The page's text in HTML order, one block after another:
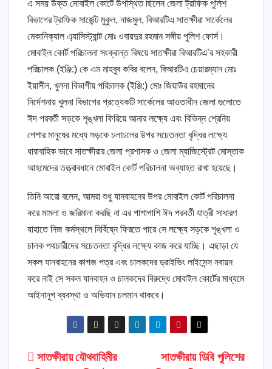
এ সময় উক্ত মোবাইল কোর্টে উপস্থিত ছিলেন জেলা ট্রাফিক পুলিশ
বিভাগের ট্রাফিক সার্জেন্ট মুকুল, নাজমুল, বিআরটিএ সাতক্ষীরা সার্কেলের
মেকানিক্যাল এ্যাসিস্ট্যান্ট মোঃ ওবায়দুর রহমান সঙ্গীয় পুলিশ ফোর্স।
মোবাইল কোর্ট পরিচালনা সংক্রান্ত বিষয়ে সাতক্ষীরা বিআরটিএ’র সহকারী
পরিচালক (ইঞ্জি:) কে এম মাহবুব কবির বলেন, বিআরটিএ চেয়ারম্যান মোঃ
ইয়াসীন, খুলনা বিভাগীয় পরিচালক (ইঞ্জি:) মোঃ জিয়াউর রহমানের
নির্দেশনায় খুলনা বিভাগের প্রত্যেকটি সার্কেলের আওতাধীন জেলা গুলোতে
ঈদ পরবর্তী সড়কে শৃঙ্খলা ফিরিয়ে আনার লক্ষ্যে এবং বিভিন্ন শ্রেনিয়
পেশার মানুষের মধ্যে সড়কে চলাচলের উপর সচেতনতা বৃদ্ধির লক্ষ্যে
ধারাবাহিক ভাবে সাতক্ষীরার জেলা প্রশাসক ও জেলা ম্যাজিস্ট্রেট মোস্তাক
আহমেদের তত্ত্বাবধানে মোবাইল কোর্ট পরিচালনা অব্যাহত রাখা হয়েছে।
তিনি আরো বলেন, আমরা শুধু যানবাহনের উপর মোবাইল কোর্ট পরিচালনা
করে মামলা ও জরিমানা করছি না এর পাশাপাশি ঈদ পরবর্তী যাত্রী সাধারণ
যাহাতে নিজ কর্মস্থলে নির্বিঘ্নে ফিরতে পারে সে লক্ষ্যে সড়কে শৃঙ্খলা ও
চালক পথচারীদের সচেতনতা বৃদ্ধির লক্ষ্যে কাজ করে যাচ্ছি। এছাড়া যে
সকল যানবাহনের কাগজ পত্র এবং চালকদের ড্রাইভিং লাইসেন্স নবায়ন
করে নাই সে সকল যানবাহন ও চালকদের বিরুদ্ধে মোবাইল কোর্টের মাধ্যমে
আইনানুগ ব্যবস্থা ও অভিযান চলমান থাকবে।
Post
সাতক্ষীরায় ডিবি পুলিশের
সাতক্ষীরায় যৌথবাহিনীর